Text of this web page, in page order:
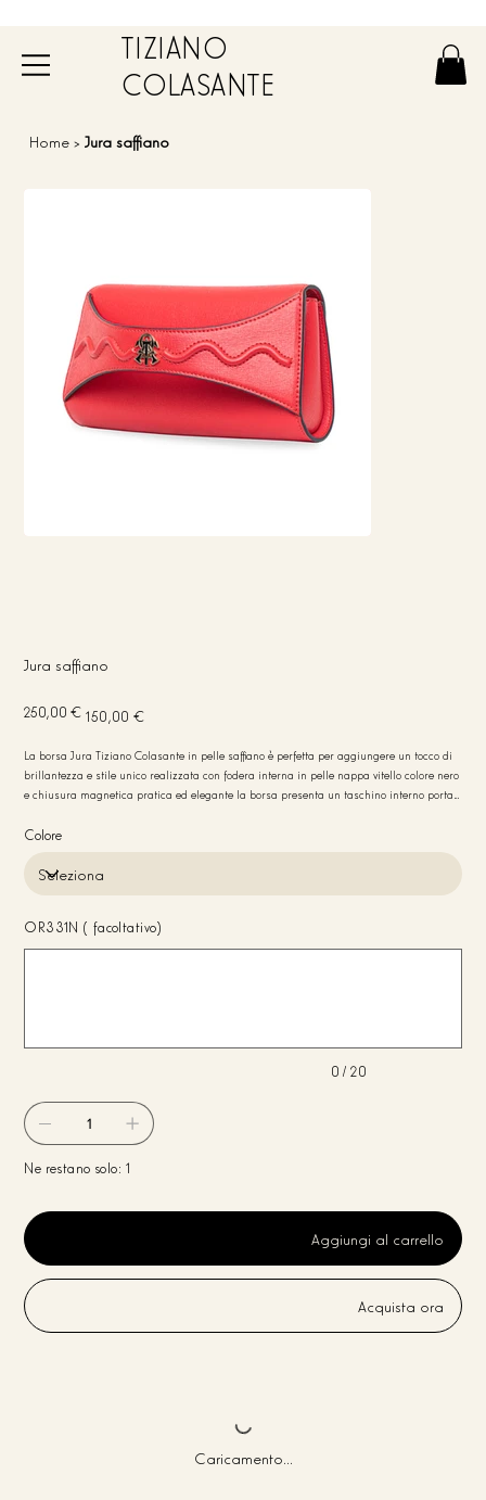
TIZIANO
COLASANTE
Home > Jura saffiano
Jura saffiano
Prezzo
originale
250,00 €
scontato
150,00 €
La borsa Jura Tiziano Colasante in pelle saffiano è perfetta per aggiungere un tocco di
brillantezza e stile unico realizzata con fodera interna in pelle nappa vitello colore nero
e chiusura magnetica pratica ed elegante la borsa presenta un taschino interno porta
leggero 250 gr ideale per ogni occasione
Colore
OR331N (facoltativo)
0 / 20
Ne restano solo: 1
Aggiungi al carrello
Acquista ora
Caricamento...